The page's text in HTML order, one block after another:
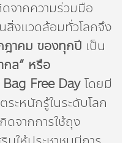
จากความร่วมมือ
สิ่งแวดล้อมทั่วโลกจึง
ฎาคม ของทุกปี เป็น
ล” หรือ
Free Dayโดยมี
ระหนักรู้ในระดับโลก
จากการใช้ถุง